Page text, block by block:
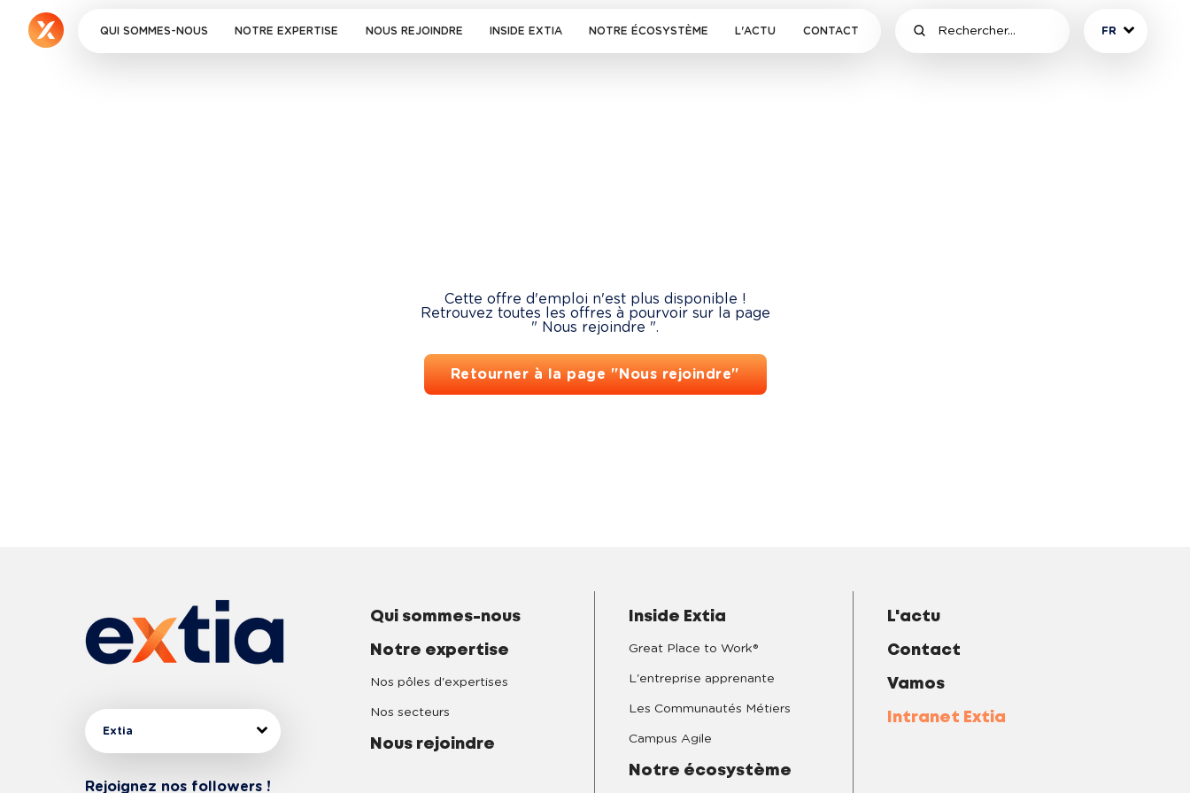
QUI SOMMES-NOUS NOTRE EXPERTISE NOUS REJOINDRE INSIDE EXTIA NOTRE ÉCOSYSTÈME L'ACTU CONTACT FR
Cette offre d'emploi n'est plus disponible !
Retrouvez toutes les offres à pourvoir sur la page
" Nous rejoindre ".
Retourner à la page "Nous rejoindre"
Extia
Rejoignez nos followers !
Qui sommes-nous
Notre expertise
Nos pôles d'expertises
Nos secteurs
Nous rejoindre
Inside Extia
Great Place to Work®
L'entreprise apprenante
Les Communautés Métiers
Campus Agile
Notre écosystème
L'actu
Contact
Vamos
Intranet Extia